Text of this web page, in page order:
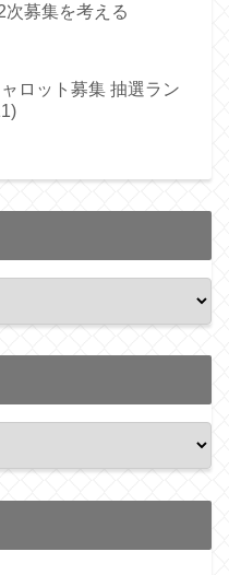
次募集を考える
ロット募集 抽選ラン